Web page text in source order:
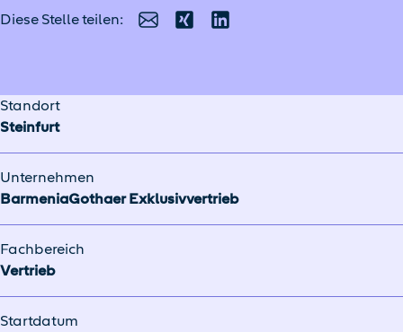
Diese Stelle teilen:
E-MailXing LinkedIn
Standort
Steinfurt
Unternehmen
BarmeniaGothaer Exklusivvertrieb
Fachbereich
Vertrieb
Startdatum